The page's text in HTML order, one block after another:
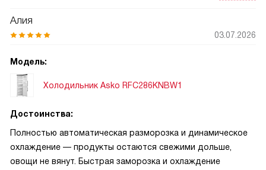
Алия
03.07.2026
Модель:
Холодильник Asko RFC286KNBW1
Достоинства:
Полностью автоматическая разморозка и динамическое
охлаждение — продукты остаются свежими дольше,
овощи не вянут. Быстрая заморозка и охлаждение